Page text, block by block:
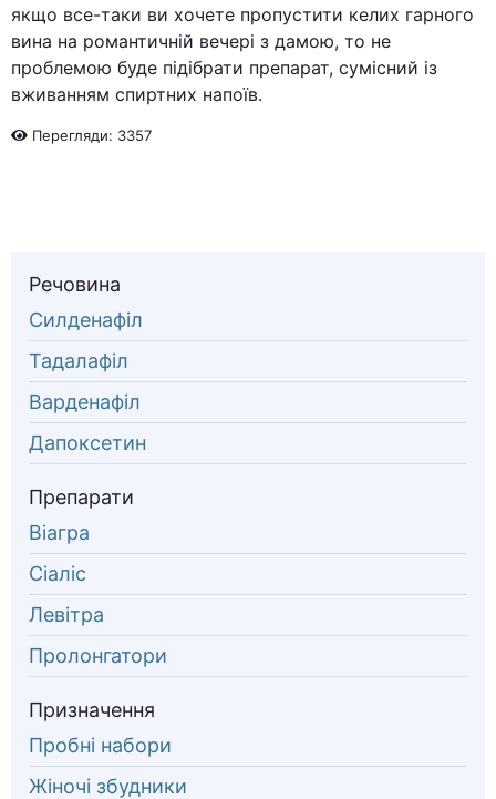
якщо все-таки ви хочете пропустити келих гарного
вина на романтичній вечері з дамою, то не
проблемою буде підібрати препарат, сумісний із
вживанням спиртних напоїв.
Перегляди: 3357
Речовина
Силденафіл
Тадалафіл
Варденафіл
Дапоксетин
Препарати
Віагра
Сіаліс
Левітра
Пролонгатори
Призначення
Пробні набори
Жіночі збудники